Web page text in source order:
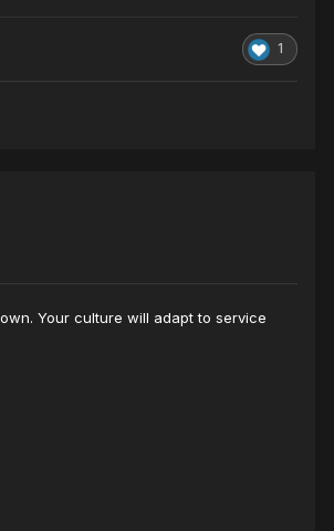
1
Your culture will adapt to service